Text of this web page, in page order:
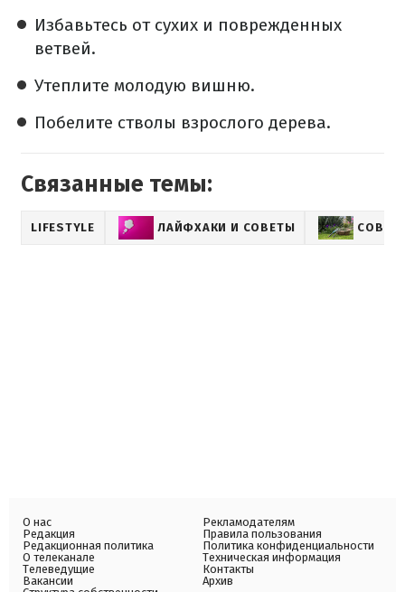
Избавьтесь от сухих и поврежденных
ветвей.
Утеплите молодую вишню.
Побелите стволы взрослого дерева.
Связанные темы:
LIFESTYLE ЛАЙФХАКИ И СОВЕТЫ
О нас
Редакция
Редакционная политика
О телеканале
Телеведущие
Вакансии
Рекламодателям
Правила пользования
Политика конфиденциальности
Техническая информация
Контакты
Архив